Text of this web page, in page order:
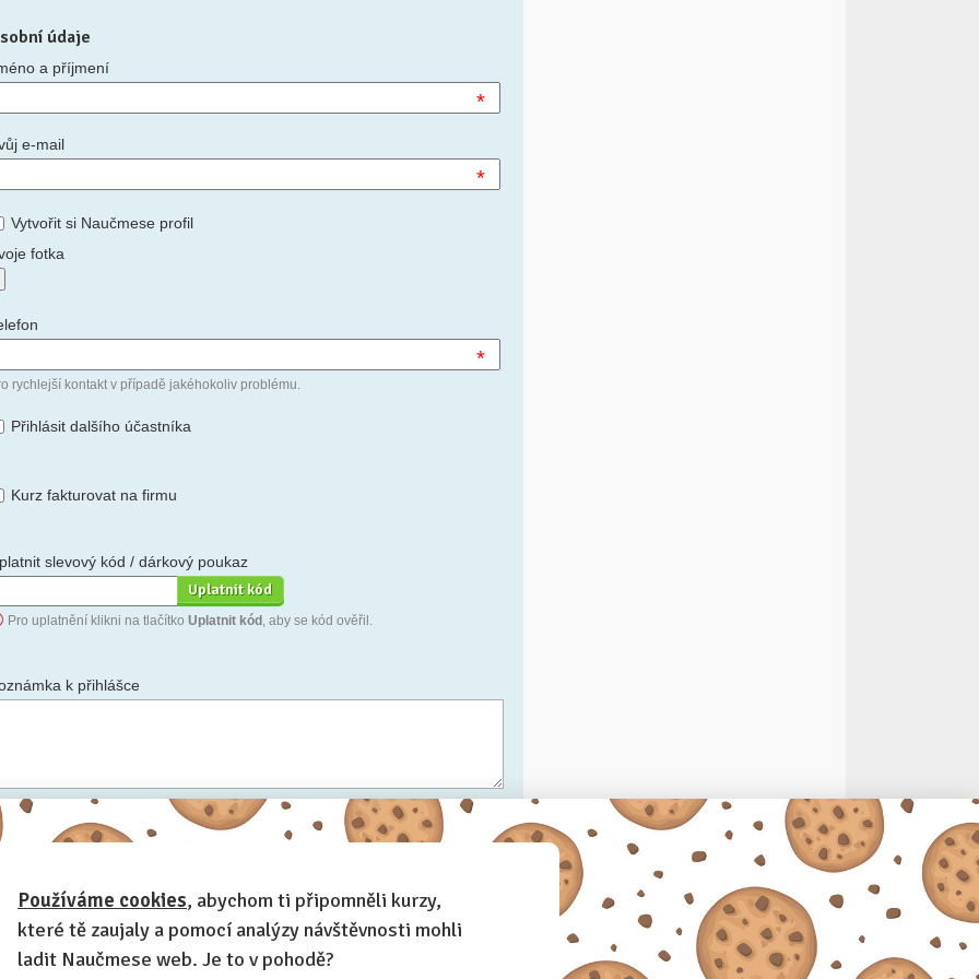
údaje
a příjmení
*
e-mail
*
Vytvořit si Naučmese profil
fotka
*
rychlejší kontakt v případě jakéhokoliv problému.
Přihlásit dalšího účastníka
Kurz fakturovat na firmu
slevový kód / dárkový poukaz
Pro uplatnění klikni na tlačítko Uplatnit kód , aby se kód ověřil.
k přihlášce
li se na cokoli zeptat, nebo ke své přihlášce poznamenat.
Anonymní profil– odesláním přihlášky se automaticky vytvoří tvůj
Anonymní přihláška– i když tvůj profil není anonymní, zatrhni tuto
a přihláška na tento kurz se na tvém profilu neobjeví.
Chci dostávat Naučmese newsletter
Používáme cookies, abychom ti připomněli kurzy,
které tě zaujaly a pomocí analýzy návštěvnosti mohli
ladit Naučmese web. Je to v pohodě?